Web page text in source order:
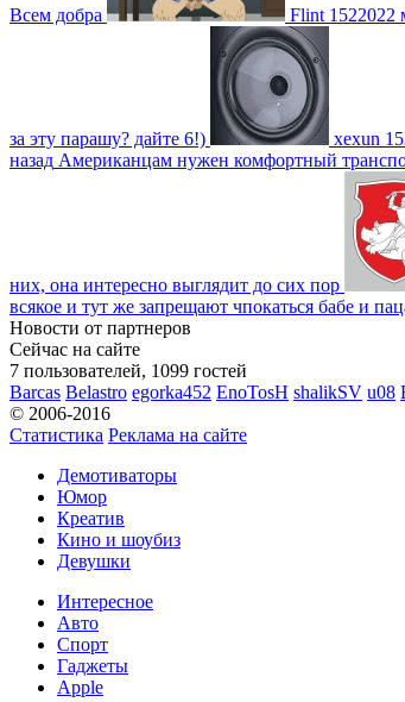
Всем добра Flint 1522022
за эту парашу? дайте 6!) xexun
назад Американцам нужен комфортный
них, она интересно выглядит до сих пор
всякое и тут же запрещают чпокаться бабе и
Новости от партнеров
Сейчас на сайте
7 пользователей, 1099 гостей
Barcas Belastro egorka452 EnoTosH shalikSV u08
© 2006-2016
Статистика Реклама на сайте
Демотиваторы
Юмор
Креатив
Кино и шоубиз
Девушки
Интересное
Авто
Спорт
Гаджеты
Apple